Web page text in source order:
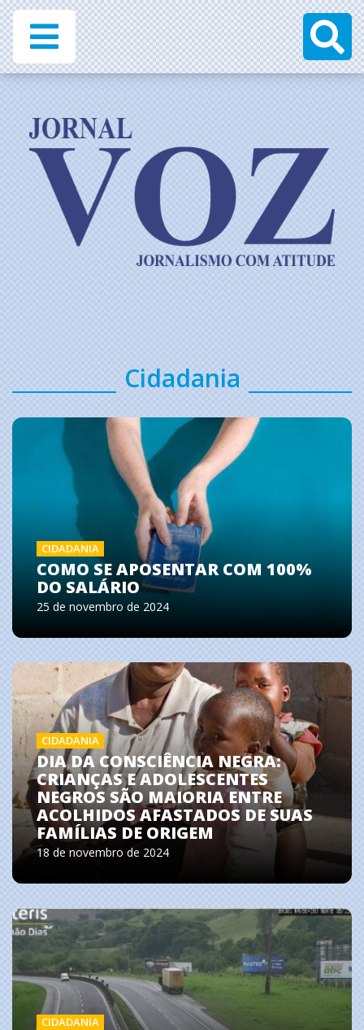
Cidadania
CIDADANIA
COMO SE APOSENTAR COM 100%
DO SALÁRIO
25 de novembro de 2024
CIDADANIA
DIA DA CONSCIÊNCIA NEGRA:
CRIANÇAS E ADOLESCENTES
NEGROS SÃO MAIORIA ENTRE
ACOLHIDOS AFASTADOS DE SUAS
FAMÍLIAS DE ORIGEM
18 de novembro de 2024
CIDADANIA